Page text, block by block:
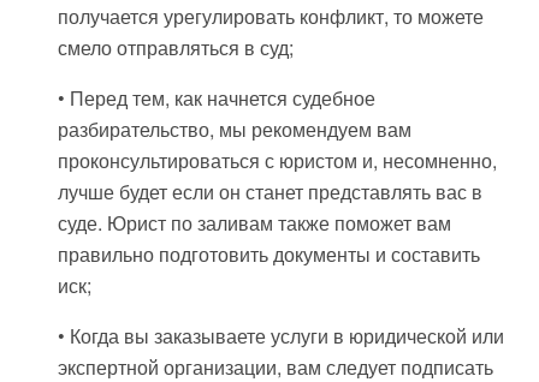
получается урегулировать конфликт, то можете
смело отправляться в суд;
• Перед тем, как начнется судебное
разбирательство, мы рекомендуем вам
проконсультироваться с юристом и, несомненно,
лучше будет если он станет представлять вас в
суде. Юрист по заливам также поможет вам
правильно подготовить документы и составить
иск;
• Когда вы заказываете услуги в юридической или
экспертной организации, вам следует подписать